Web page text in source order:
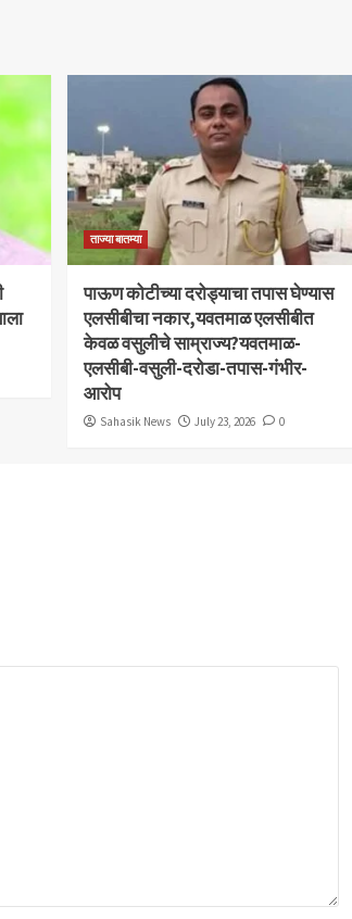
ताज्या बातम्या
पाऊण कोटीच्या दरोड्याचा तपास घेण्यास
एलसीबीचा नकार,यवतमाळ एलसीबीत
केवळ वसुलीचे साम्राज्य?यवतमाळ-
एलसीबी-वसुली-दरोडा-तपास-गंभीर-
आरोप
Sahasik News July 23, 2026 0